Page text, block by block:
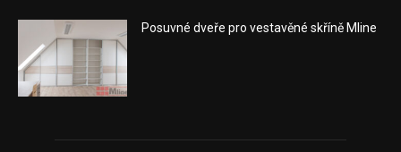
Posuvné dveře pro vestavěné skříně Mline